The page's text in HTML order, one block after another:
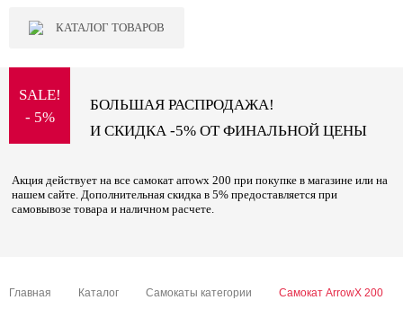
КАТАЛОГ ТОВАРОВ
SALE!
- 5%
БОЛЬШАЯ РАСПРОДАЖА!
И СКИДКА -5% ОТ ФИНАЛЬНОЙ ЦЕНЫ
Акция действует на все самокат arrowx 200 при покупке в магазине или на
нашем сайте. Дополнительная скидка в 5% предоставляется при
самовывозе товара и наличном расчете.
Главная Каталог Самокаты категории Самокат ArrowX 200